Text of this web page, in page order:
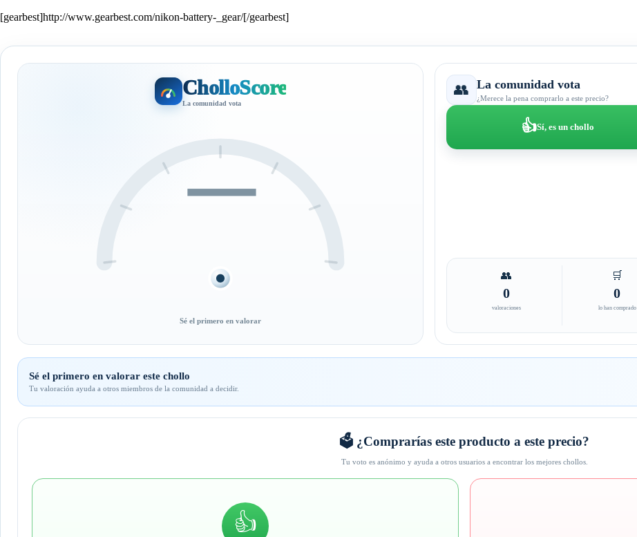
[gearbest]http://www.gearbest.com/nikon-battery-_gear/[/gearbest]
CholloScore
La comunidad vota
—
Sé el primero en valorar
👥 La comunidad vota
¿Merece la pena comprarlo a este precio?
👍Sí, es un chollo
👥
0
valoraciones
🛒
0
lo han comprado
Sé el primero en valorar este chollo
Tu valoración ayuda a otros miembros de la comunidad a decidir.
🗳️ ¿Comprarías este producto a este precio?
Tu voto es anónimo y ayuda a otros usuarios a encontrar los mejores chollos.
👍